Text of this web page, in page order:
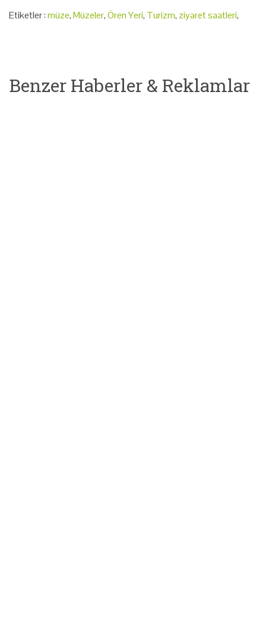
Etiketler :müze,Müzeler,Ören Yeri, Turizm, ziyaret saatleri,
Benzer Haberler & Reklamlar